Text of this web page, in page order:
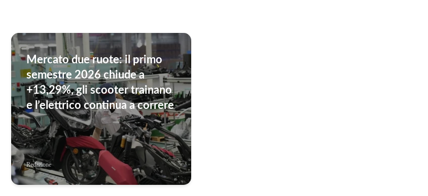
Mercato due ruote: il primo
semestre 2026 chiude a
+13,29%, gli scooter trainano
e l’elettrico continua a correre
Redazione